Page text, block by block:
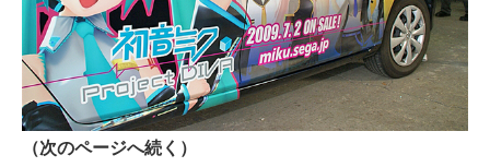
（次のページへ続く）